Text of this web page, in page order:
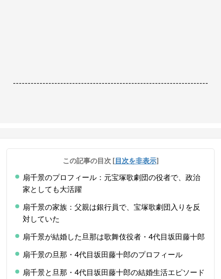
------------------------------------------------------------------
この記事の目次 [目次を非表示]
扇千景のプロフィール：元宝塚歌劇団の役者で、政治
家としても大活躍
扇千景の家族：父親は銀行員で、宝塚歌劇団入りを反
対していた
扇千景が結婚した旦那は歌舞伎役者・4代目坂田藤十郎
扇千景の旦那・4代目坂田藤十郎のプロフィール
扇千景と旦那・4代目坂田藤十郎の結婚生活エピソード